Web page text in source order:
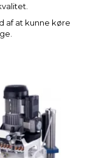
af at kunne køre